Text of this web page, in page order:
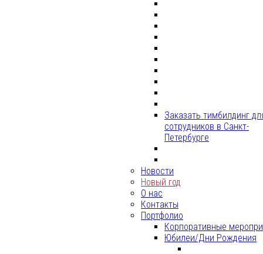
Заказать тимбилдинг
сотрудников в Санкт-
Петербурге
Новости
Новый год
О нас
Контакты
Портфолио
Корпоративные
Юбилеи/Дни Рождения